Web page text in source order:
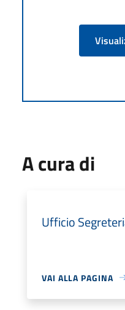
A cura di
Ufficio
VAI ALLA PAGINA